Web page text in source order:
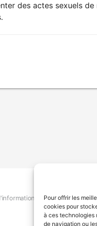
Pour offrir les
cookies pour
à ces technologies
de navigation ou
des actes sexuels
Déclaration